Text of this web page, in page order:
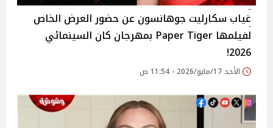
غياب سكارليت جوهانسون عن حضور العرض الخاص
لفيلمها Paper Tiger بمهرجان كان السينمائي
2026!
الأحد 17/مايو/2026 - 11:54 ص